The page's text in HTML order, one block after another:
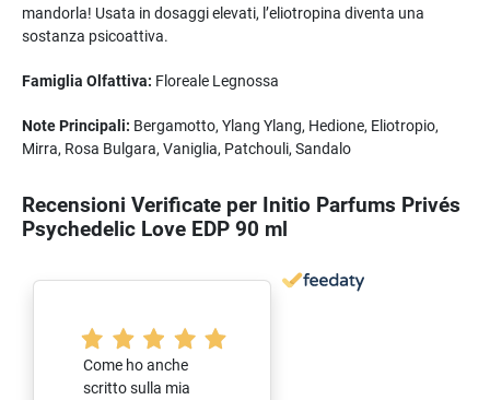
mandorla! Usata in dosaggi elevati, l’eliotropina diventa una
sostanza psicoattiva.
Famiglia Olfattiva: Floreale Legnossa
Note Principali: Bergamotto, Ylang Ylang, Hedione, Eliotropio,
Mirra, Rosa Bulgara, Vaniglia, Patchouli, Sandalo
Recensioni Verificate per Initio Parfums Privés
Psychedelic Love EDP 90 ml
Come ho anche
scritto sulla mia